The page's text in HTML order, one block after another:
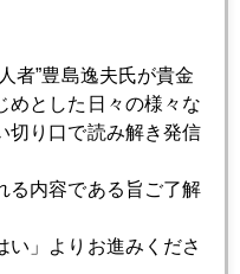
ばかりではない
買いか
者”豊島逸夫氏が貴金
めとした日々の様々な
切り口で読み解き発信
る内容である旨ご了解
い」よりお進みくださ